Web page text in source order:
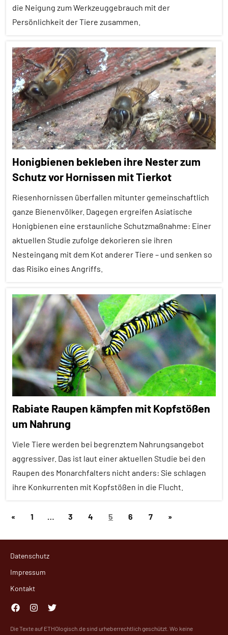
Wirbellose
die Neigung zum Werkzeuggebrauch mit der
Persönlichkeit der Tiere zusammen.
Alle
Artikel
Alle
Themen
Alle
Tiergruppen
Ernährung
Forschung
aktuell
Insekten
Werkzeuggebrauch
Wirbellose
Honigbienen bekleben ihre Nester zum
Schutz vor Hornissen mit Tierkot
Riesenhornissen überfallen mitunter gemeinschaftlich
ganze Bienenvölker. Dagegen ergreifen Asiatische
Honigbienen eine erstaunliche Schutzmaßnahme: Einer
aktuellen Studie zufolge dekorieren sie ihren
Nesteingang mit dem Kot anderer Tiere – und senken so
das Risiko eines Angriffs.
Alle
Artikel
Alle
Themen
Alle
Tiergruppen
Empfohlene
Artikel
Forschung
Fressfeinde
Insekten
Rabiate Raupen kämpfen mit Kopfstößen
um Nahrung
Viele Tiere werden bei begrenztem Nahrungsangebot
aggressiver. Das ist laut einer aktuellen Studie bei den
Raupen des Monarchfalters nicht anders: Sie schlagen
ihre Konkurrenten mit Kopfstößen in die Flucht.
Aggression
Tiergruppen
Ernährung
Seitennummerierung
«Vorherige
1 … 3 4 5 6 7
Nächste
»
Datenschutz
Impressum
Kontakt
FacebookInstagramTwitter
Die Texte auf ETHOlogisch.de sind urheberrechtlich geschützt. Wo keine